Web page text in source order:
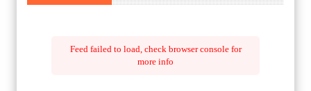
Feed failed to load, check browser console for
more info